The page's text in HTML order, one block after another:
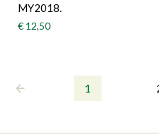
MY2018.
€ 12,50
1